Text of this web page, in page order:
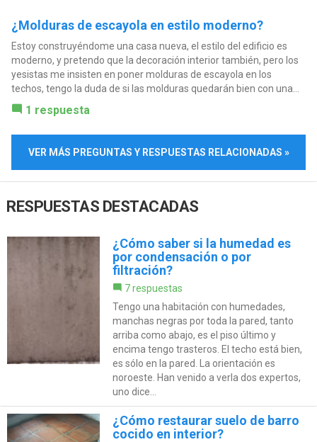
¿Molduras de escayola en estilo moderno?
Estoy construyéndome una casa nueva, el estilo del edificio es
moderno, y pretendo que la decoración interior también, pero los
yesistas me insisten en poner molduras de escayola en los
techos, tengo la duda de si las molduras quedarán bien con una...
1 respuesta
VER MÁS PREGUNTAS Y RESPUESTAS RELACIONADAS »
RESPUESTAS DESTACADAS
¿Cómo saber si la humedad es
por condensación o por
filtración?
7 respuestas
Tengo una habitación con humedades,
manchas negras por toda la pared, tanto
arriba como abajo, es el piso último y
encima tengo trasteros. El techo está bien,
es sólo en la pared. La orientación es
noroeste. Han venido a verla dos expertos,
uno dice...
¿Cómo restaurar suelo de barro
cocido en interior?